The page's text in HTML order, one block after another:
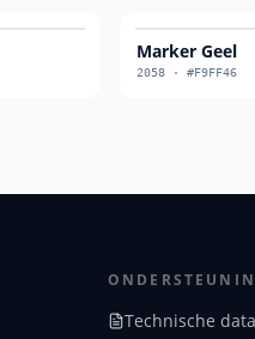
Marker Geel
2058 · #F9FF46
Technische